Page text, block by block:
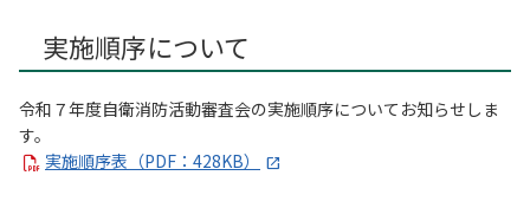
実施順序について
令和７年度自衛消防活動審査会の実施順序についてお知らせしま
す。
実施順序表（PDF：428KB）